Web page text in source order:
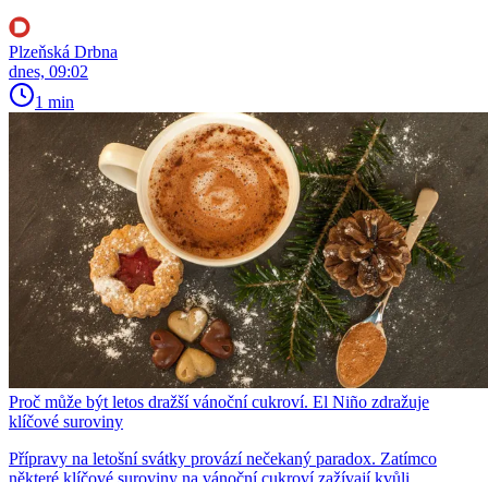
Plzeňská Drbna
dnes, 09:02
1 min
Proč může být letos dražší vánoční cukroví. El Niño zdražuje
klíčové suroviny
Přípravy na letošní svátky provází nečekaný paradox. Zatímco
některé klíčové suroviny na vánoční cukroví zažívají kvůli